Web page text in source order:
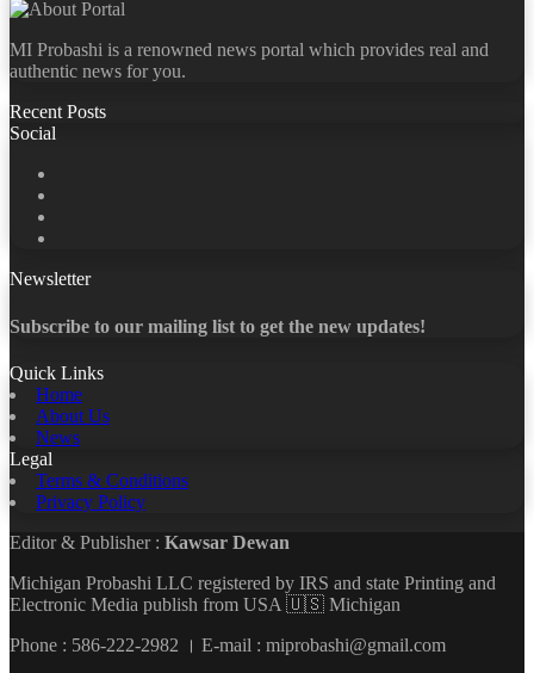
MI Probashi is a renowned news portal which provides real and
authentic news for you.
Recent Posts
Social
Newsletter
Subscribe to our mailing list to get the new updates!
Quick Links
Home
About Us
News
Legal
Terms & Conditions
Privacy Policy
Editor & Publisher : Kawsar Dewan
Michigan Probashi LLC registered by IRS and state Printing and
Electronic Media publish from USA 🇺🇸 Michigan
Phone : 586-222-2982 । E-mail : miprobashi@gmail.com